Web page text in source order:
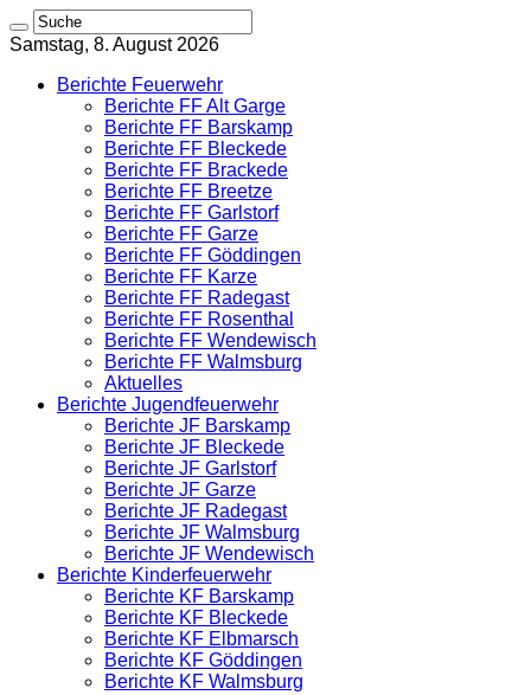
Samstag, 8. August 2026
Berichte Feuerwehr
Berichte FF Alt Garge
Berichte FF Barskamp
Berichte FF Bleckede
Berichte FF Brackede
Berichte FF Breetze
Berichte FF Garlstorf
Berichte FF Garze
Berichte FF Göddingen
Berichte FF Karze
Berichte FF Radegast
Berichte FF Rosenthal
Berichte FF Wendewisch
Berichte FF Walmsburg
Aktuelles
Berichte Jugendfeuerwehr
Berichte JF Barskamp
Berichte JF Bleckede
Berichte JF Garlstorf
Berichte JF Garze
Berichte JF Radegast
Berichte JF Walmsburg
Berichte JF Wendewisch
Berichte Kinderfeuerwehr
Berichte KF Barskamp
Berichte KF Bleckede
Berichte KF Elbmarsch
Berichte KF Göddingen
Berichte KF Walmsburg